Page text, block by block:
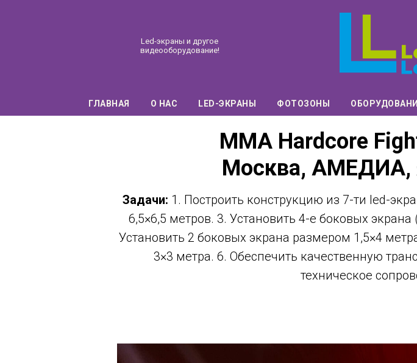
Led-экраны и другое
видеооборудование!
ГЛАВНАЯ О НАС LED-ЭКРАНЫ ФОТОЗОНЫ
MMA Hardcore
Москва, АМЕДИА,
Задачи: 1. Построить конструкцию из 7-ти led-
6,5×6,5 метров. 3. Установить 4-е боковых
Установить 2 боковых экрана размером 1,5×4
3×3 метра. 6. Обеспечить качественную
техническое